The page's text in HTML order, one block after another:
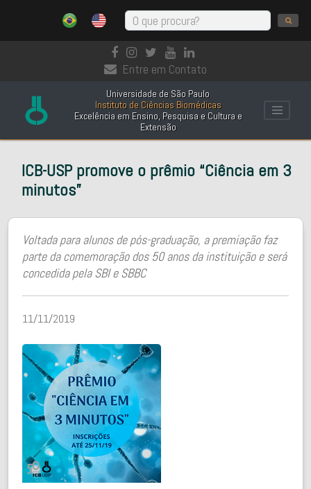
Entre em Contato
Universidade de São Paulo
Instituto de Ciências Biomédicas
Excelência em Ensino, Pesquisa e Cultura e
Extensão
ICB-USP promove o prêmio “Ciência em 3
minutos”
Voltada para alunos de pós-graduação, a premiação faz
parte da comemoração dos 50 anos da instituição e será
concedida pela SBI e SBBC
11/11/2019